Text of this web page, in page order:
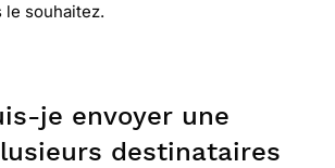
souhaitez.
je envoyer une
destinataires